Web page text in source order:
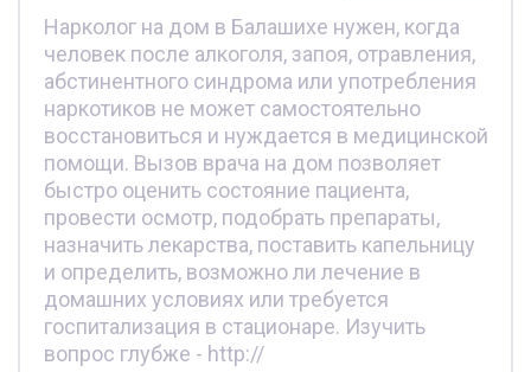
Нарколог на дом в Балашихе нужен, когда
человек после алкоголя, запоя, отравления,
абстинентного синдрома или употребления
наркотиков не может самостоятельно
восстановиться и нуждается в медицинской
помощи. Вызов врача на дом позволяет
быстро оценить состояние пациента,
провести осмотр, подобрать препараты,
назначить лекарства, поставить капельницу
и определить, возможно ли лечение в
домашних условиях или требуется
госпитализация в стационаре. Изучить
вопрос глубже - http://